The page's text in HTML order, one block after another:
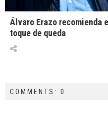
Álvaro Erazo recomienda
toque de queda
COMMENTS: 0